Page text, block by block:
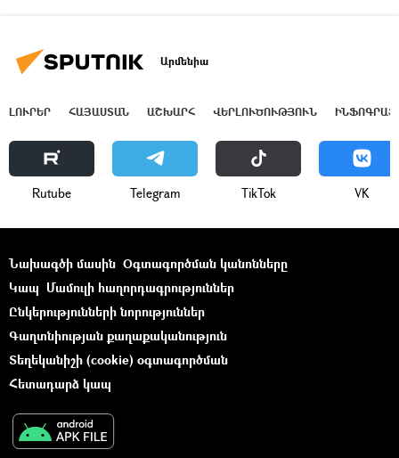
Արմենիա
ԼՈՒՐԵՐ ՀԱՅԱՍՏԱՆ ԱՇԽԱՐՀ ՎԵՐԼՈՒԾՈՒԹՅՈՒՆ
Rutube Telegram ТikТоk VK
Նախագծի մասին Օգտագործման կանոնները
Կապ Մամուլի հաղորդագրություններ
Ընկերությունների նորություններ
Գաղտնիության քաղաքականություն
Տեղեկանիշի (cookie) օգտագործման
Հետադարձ կապ